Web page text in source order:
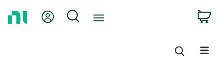
My Account
Search